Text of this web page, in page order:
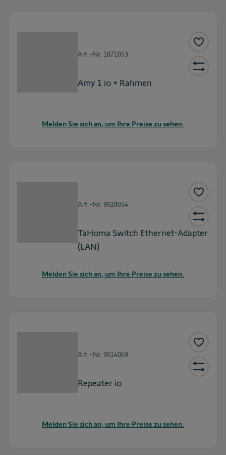
Art.-Nr. 1871053
Amy 1 io + Rahmen
Melden Sie sich an, um Ihre Preise zu sehen.
Art.-Nr. 9028054
TaHoma Switch Ethernet-Adapter
(LAN)
Melden Sie sich an, um Ihre Preise zu sehen.
Art.-Nr. 9014069
Repeater io
Melden Sie sich an, um Ihre Preise zu sehen.